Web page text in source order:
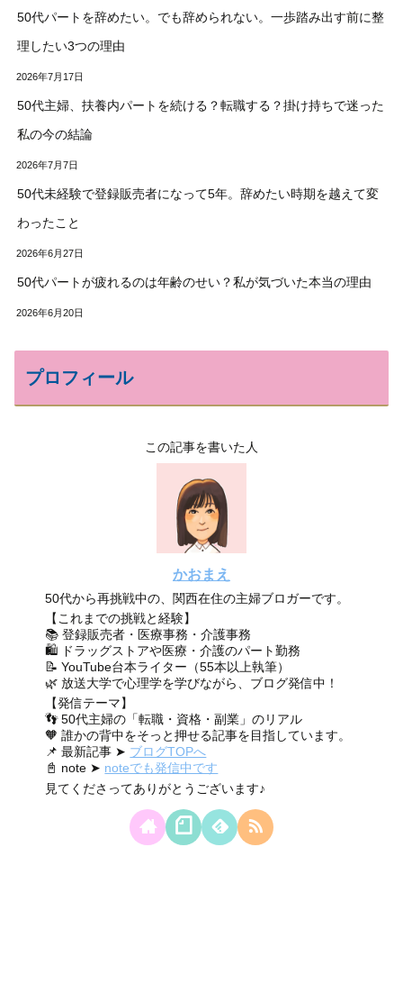
50代パートを辞めたい。でも辞められない。一歩踏み出す前に整
理したい3つの理由
2026年7月17日
50代主婦、扶養内パートを続ける？転職する？掛け持ちで迷った
私の今の結論
2026年7月7日
50代未経験で登録販売者になって5年。辞めたい時期を越えて変
わったこと
2026年6月27日
50代パートが疲れるのは年齢のせい？私が気づいた本当の理由
2026年6月20日
プロフィール
この記事を書いた人
かおまえ
50代から再挑戦中の、関西在住の主婦ブロガーです。
【これまでの挑戦と経験】
📚 登録販売者・医療事務・介護事務
🛍 ドラッグストアや医療・介護のパート勤務
📝 YouTube台本ライター（55本以上執筆）
🌿 放送大学で心理学を学びながら、ブログ発信中！
【発信テーマ】
👣 50代主婦の「転職・資格・副業」のリアル
🧡 誰かの背中をそっと押せる記事を目指しています。
📌 最新記事 ➤ ブログTOPへ
📓 note ➤ noteでも発信中です
見てくださってありがとうございます♪